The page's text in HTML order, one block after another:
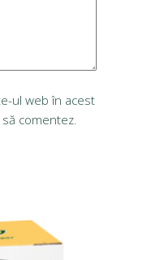
ul web în acest
comentez.